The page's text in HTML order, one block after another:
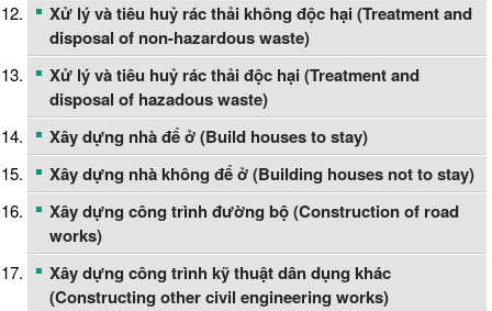
Xử lý và tiêu huỷ rác thải không độc hại (Treatment and
disposal of non-hazardous waste)
Xử lý và tiêu huỷ rác thải độc hại (Treatment and
disposal of hazadous waste)
Xây dựng nhà để ở (Build houses to stay)
Xây dựng nhà không để ở (Building houses not to stay)
Xây dựng công trình đường bộ (Construction of road
works)
Xây dựng công trình kỹ thuật dân dụng khác
(Constructing other civil engineering works)